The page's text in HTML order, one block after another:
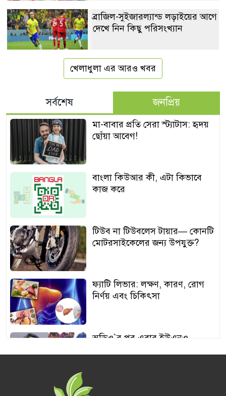
ব্রাজিল-সুইজারল্যান্ড লড়াইয়ের আগে
দেখে নিন কিছু পরিসংখ্যান
খেলাধুলা এর আরও খবর
সর্বশেষ জনপ্রিয়
মা-বাবার প্রতি সেরা স্ট্যাটাস: হৃদয়
ছোঁয়া আবেগ!
বাংলা কিউআর কী, এটা কিভাবে
কাজ করে
টিউব না টিউবলেস টায়ার— কোনটি
মোটরসাইকেলের জন্য উপযুক্ত?
ফ্যাটি লিভার: লক্ষণ, কারণ, রোগ
নির্ণয় এবং চিকিৎসা
অডিও‍‍`র পর এবার ইউএনও
আঙুর চাষের স্বপ্ন শুরু ৩০ টাকায়,